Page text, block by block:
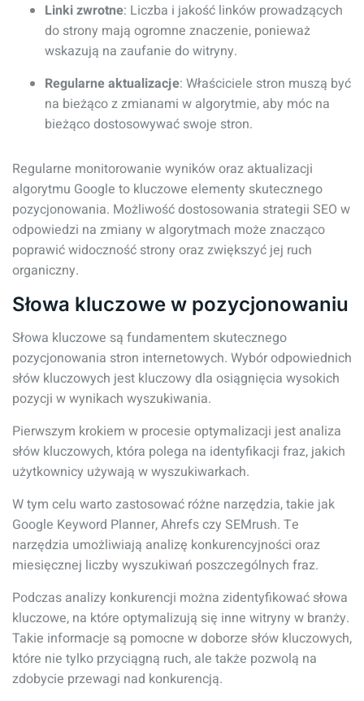
Linki zwrotne: Liczba i jakość linków prowadzących
do strony mają ogromne znaczenie, ponieważ
wskazują na zaufanie do witryny.
Regularne aktualizacje: Właściciele stron muszą być
na bieżąco z zmianami w algorytmie, aby móc na
bieżąco dostosowywać swoje stron.
Regularne monitorowanie wyników oraz aktualizacji
algorytmu Google to kluczowe elementy skutecznego
pozycjonowania. Możliwość dostosowania strategii SEO w
odpowiedzi na zmiany w algorytmach może znacząco
poprawić widoczność strony oraz zwiększyć jej ruch
organiczny.
Słowa kluczowe w pozycjonowaniu
Słowa kluczowe są fundamentem skutecznego
pozycjonowania stron internetowych. Wybór odpowiednich
słów kluczowych jest kluczowy dla osiągnięcia wysokich
pozycji w wynikach wyszukiwania.
Pierwszym krokiem w procesie optymalizacji jest analiza
słów kluczowych, która polega na identyfikacji fraz, jakich
użytkownicy używają w wyszukiwarkach.
W tym celu warto zastosować różne narzędzia, takie jak
Google Keyword Planner, Ahrefs czy SEMrush. Te
narzędzia umożliwiają analizę konkurencyjności oraz
miesięcznej liczby wyszukiwań poszczególnych fraz.
Podczas analizy konkurencji można zidentyfikować słowa
kluczowe, na które optymalizują się inne witryny w branży.
Takie informacje są pomocne w doborze słów kluczowych,
które nie tylko przyciągną ruch, ale także pozwolą na
zdobycie przewagi nad konkurencją.